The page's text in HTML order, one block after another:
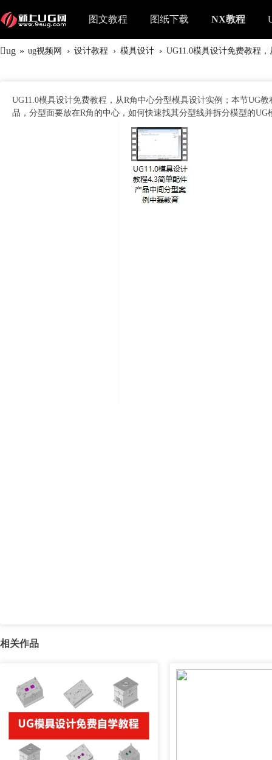
图文教程 图纸下载 NX教程
ug » ug视频网 › 设计教程 › 模具设计 › UG11.0模具设计免费教程
UG11.0模具设计免费教程，从R角中心分型模具设计实例；本节UG
品，分型面要放在R角的中心，如何快速找其分型线并拆分模型的
相关作品